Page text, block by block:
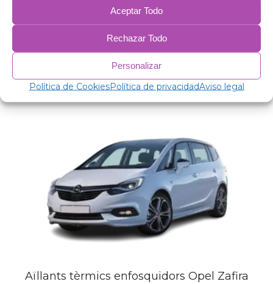
Aceptar Todo
Rechazar Todo
Personalizar
Política de CookiesPolítica de privacidadAviso legal
Polietilè expandit 2mm.
Pel·lícula d'alumini de 38 micres.
PVC anticondensació.
Productes relacionats
Aïllants tèrmics enfosquidors Opel Zafira